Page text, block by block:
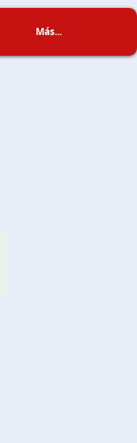
Más...